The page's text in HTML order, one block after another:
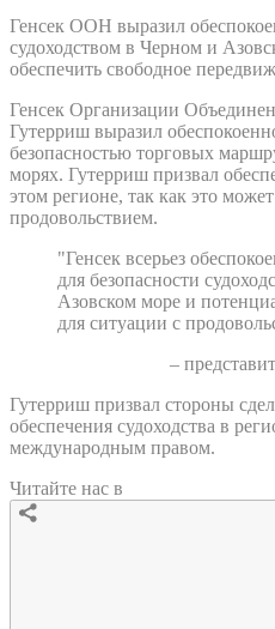
Генсек ООН выразил
судоходством в Черном и
обеспечить свободное
Генсек Организации
Гутерриш выразил
безопасностью торговых
морях. Гутерриш призвал
этом регионе, так как это
продовольствием.
"Генсек всерьез
для безопасности
Азовском море и
для ситуации с
–
Гутерриш призвал стороны
обеспечения судоходства в
международным правом.
Читайте нас в